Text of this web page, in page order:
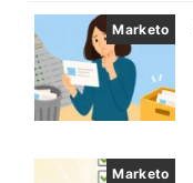
Marketo
Marketo